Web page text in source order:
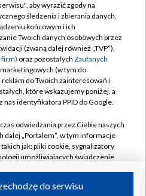
TVP
TVP
prywatności
zgody
Pomoc
Kanały
aby wyrazić zgody na
śledzenia i zbierania danych,
końcowym i ich
Twoich danych osobowych przez
(zwaną dalej również „TVP”),
firm) oraz pozostałych Zaufanych
(w tym do
do Twoich zainteresowań i
które wskazujemy poniżej, a
nas identyfikatora PPID do Google.
odwiedzania przez Ciebie naszych
dalej „Portalem”, w tym informacje
jak: pliki cookie, sygnalizatory
umożliwiających świadczenie
do serwisu